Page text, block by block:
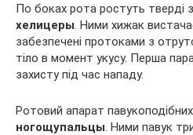
По боках рота ростуть тверді
хелицеры. Ними хижак
забезпечені протоками з
тіло в момент укусу. Перша
захисту під час нападу.
Ротовий апарат
ногощупальцы. Ними павук